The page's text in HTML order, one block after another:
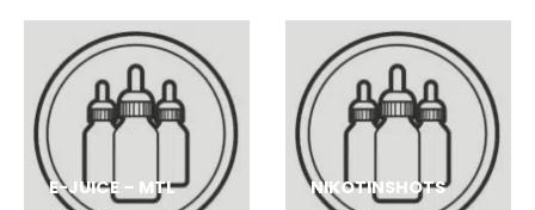
E-JUICE – MTL NIKOTINSHOTS